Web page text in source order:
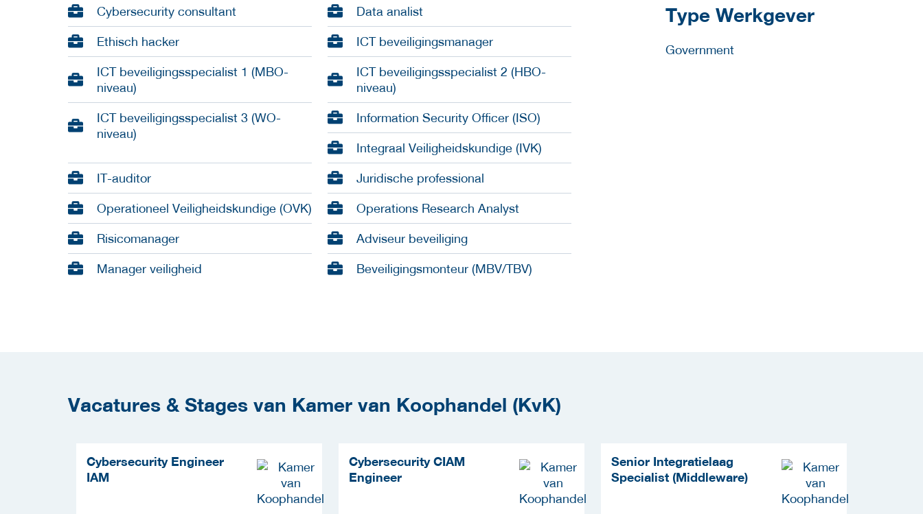
Cybersecurity consultant Data analist
Ethisch hacker ICT beveiligingsmanager
ICT beveiligingsspecialist 1 (MBO-
niveau)
ICT beveiligingsspecialist 2 (HBO-
niveau)
ICT beveiligingsspecialist 3 (WO-
niveau)
Information Security Officer (ISO)
Integraal Veiligheidskundige (IVK)
IT-auditor Juridische professional
Operationeel Veiligheidskundige (OVK) Operations Research Analyst
Risicomanager Adviseur beveiliging
Manager veiligheid Beveiligingsmonteur (MBV/TBV)
Type Werkgever
Government
Vacatures & Stages van Kamer van Koophandel (KvK)
Cybersecurity Engineer
IAM
Cybersecurity CIAM
Engineer
Senior Integratielaag
Specialist (Middleware)